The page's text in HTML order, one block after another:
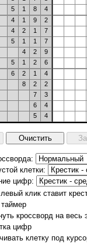
5
1 8
4
4
1 9
2
4
2 1
7
5
1 1
7
4
2
9
5
1 2
6
6
2 1
4
8
2
2
7
3
6
4
5
4
клетки:
цифр:
клик ставит
кроссворд на
цифр
клетку под